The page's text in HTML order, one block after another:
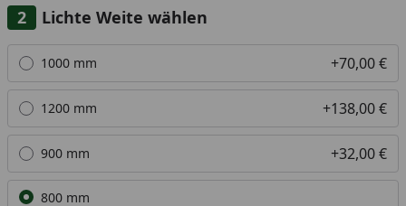
Lichte Weite wählen
Alle anzeigen (4)
1000 mm +70,00 €
1200 mm +138,00 €
900 mm +32,00 €
800 mm